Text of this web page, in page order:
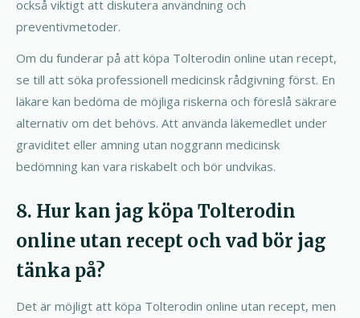
också viktigt att diskutera användning och
preventivmetoder.
Om du funderar på att köpa Tolterodin online utan recept,
se till att söka professionell medicinsk rådgivning först. En
läkare kan bedöma de möjliga riskerna och föreslå säkrare
alternativ om det behövs. Att använda läkemedlet under
graviditet eller amning utan noggrann medicinsk
bedömning kan vara riskabelt och bör undvikas.
8. Hur kan jag köpa Tolterodin
online utan recept och vad bör jag
tänka på?
Det är möjligt att köpa Tolterodin online utan recept, men